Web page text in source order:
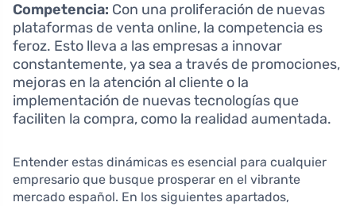
Competencia: Con una proliferación de nuevas
plataformas de venta online, la competencia es
feroz. Esto lleva a las empresas a innovar
constantemente, ya sea a través de promociones,
mejoras en la atención al cliente o la
implementación de nuevas tecnologías que
faciliten la compra, como la realidad aumentada.
Entender estas dinámicas es esencial para cualquier
empresario que busque prosperar en el vibrante
mercado español. En los siguientes apartados,